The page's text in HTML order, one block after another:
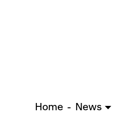
Home News